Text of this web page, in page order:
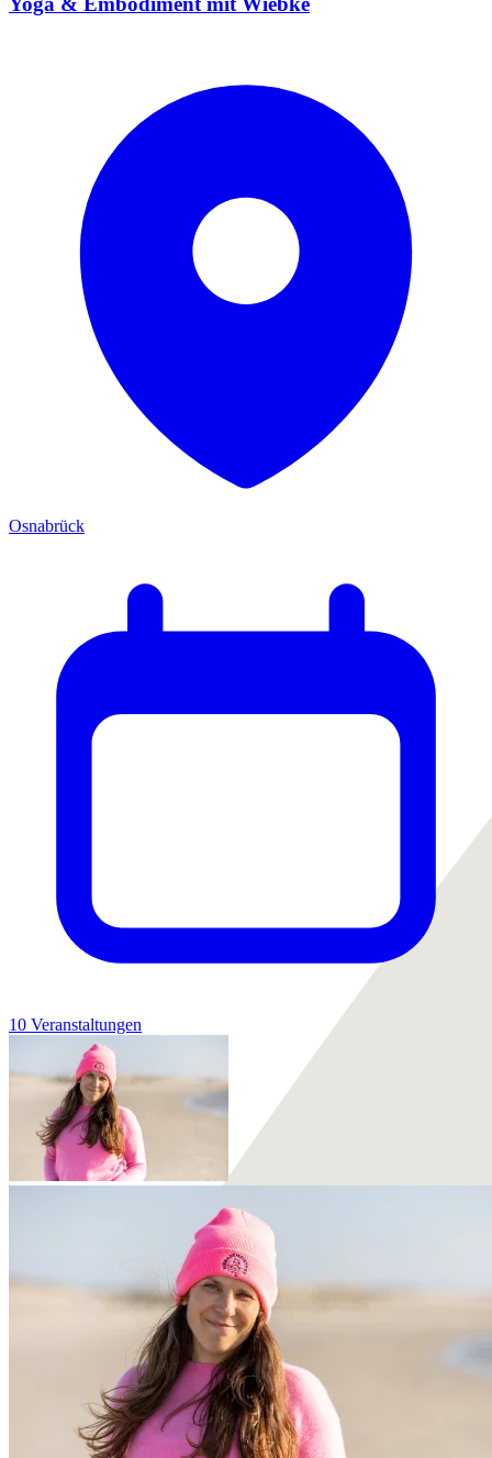
Osnabrück
10 Veranstaltungen